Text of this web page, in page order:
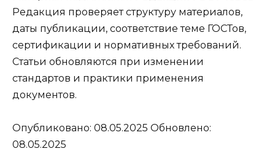
Редакция проверяет структуру материалов,
даты публикации, соответствие теме ГОСТов,
сертификации и нормативных требований.
Статьи обновляются при изменении
стандартов и практики применения
документов.
Опубликовано: 08.05.2025 Обновлено:
08.05.2025